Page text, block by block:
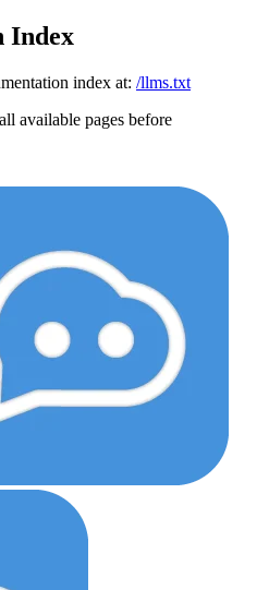
Index
index at: /llms.txt
available pages before